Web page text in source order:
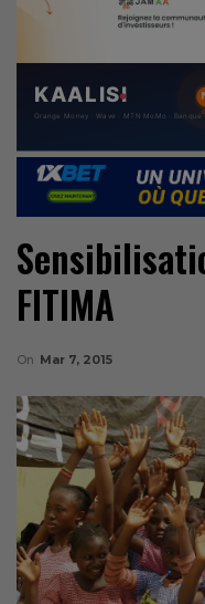
FITIMA
On Mar 7, 2015